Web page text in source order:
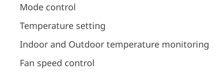
Mode control
Temperature setting
Indoor and Outdoor temperature monitoring
Fan speed control